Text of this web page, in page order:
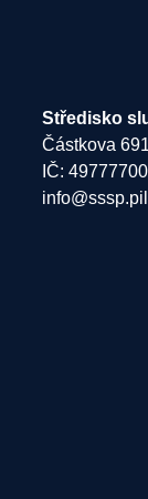
Středisko
Částkova
IČ: